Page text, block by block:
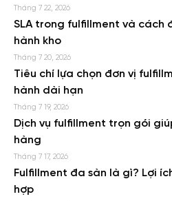
Tháng 7 22, 2026
SLA trong fulfillment và cách
hành kho
Tháng 7 20, 2026
Tiêu chí lựa chọn đơn vị
hành dài hạn
Tháng 7 19, 2026
Dịch vụ fulfillment trọn gói
hàng
Tháng 7 17, 2026
Fulfillment đa sàn là gì? Lợi
hợp